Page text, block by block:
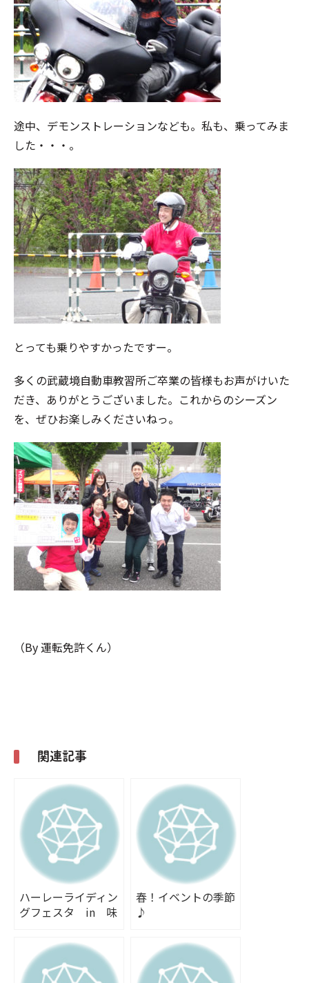
途中、デモンストレーションなども。私も、乗ってみま
した・・・。
とっても乗りやすかったですー。
多くの武蔵境自動車教習所ご卒業の皆様もお声がけいた
だき、ありがとうございました。これからのシーズン
を、ぜひお楽しみくださいねっ。
（By 運転免許くん）
関連記事
ハーレーライディン
グフェスタ in 味
（2014.4.20）
春！イベントの季節
♪